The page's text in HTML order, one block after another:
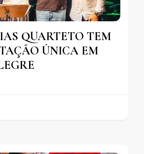
QUARTETO TEM
ÚNICA EM